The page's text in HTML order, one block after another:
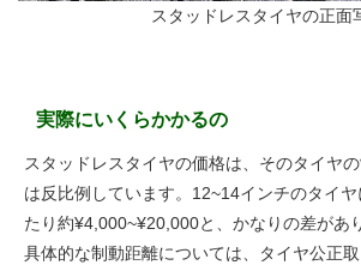
スタッドレスタイヤの正面
実際にいくらかかるの
スタッドレスタイヤの価格は、そのタイヤ
は反比例しています。12~14インチのタイ
たり約¥4,000~¥20,000と、かなりの差があ
具体的な制動距離については、タイヤ公正